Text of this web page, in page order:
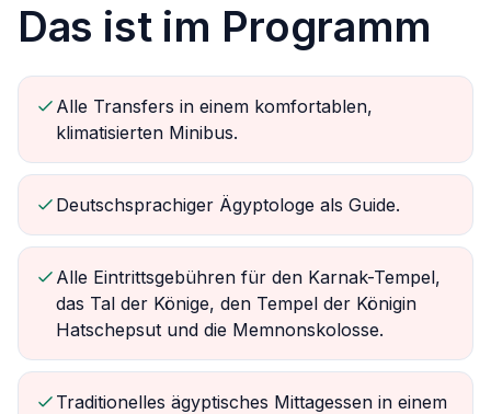
Das ist im Programm
Alle Transfers in einem komfortablen,
klimatisierten Minibus.
Deutschsprachiger Ägyptologe als Guide.
Alle Eintrittsgebühren für den Karnak-Tempel,
das Tal der Könige, den Tempel der Königin
Hatschepsut und die Memnonskolosse.
Traditionelles ägyptisches Mittagessen in einem